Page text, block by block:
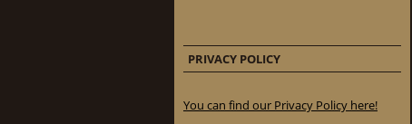
PRIVACY POLICY
You can find our Privacy Policy here!